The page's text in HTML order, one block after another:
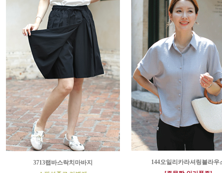
3713랩바스락치마바지
144오일리카라셔링블라우